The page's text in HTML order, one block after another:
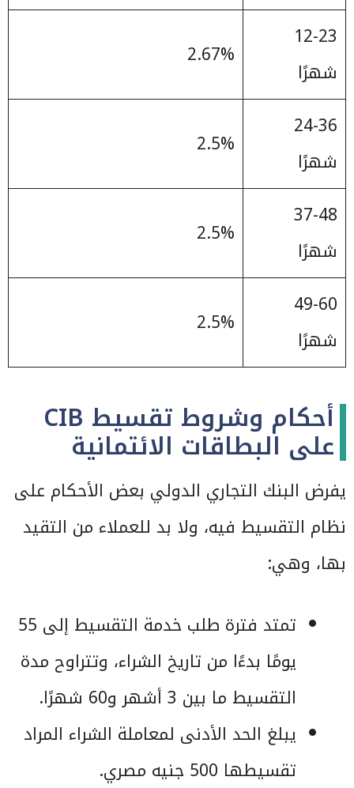
12-23
شهرًا
2.67%
24-36
شهرًا
2.5%
37-48
شهرًا
2.5%
49-60
شهرًا
2.5%
أحكام وشروط تقسيط CIB
على البطاقات الائتمانية
يفرض البنك التجاري الدولي بعض الأحكام على
نظام التقسيط فيه، ولا بد للعملاء من التقيد
بها، وهي:
تمتد فترة طلب خدمة التقسيط إلى 55
يومًا بدءًا من تاريخ الشراء، وتتراوح مدة
التقسيط ما بين 3 أشهر و60 شهرًا.
يبلغ الحد الأدنى لمعاملة الشراء المراد
تقسيطها 500 جنيه مصري.